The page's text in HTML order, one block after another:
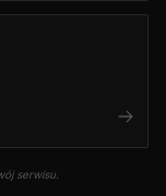
serwisu.